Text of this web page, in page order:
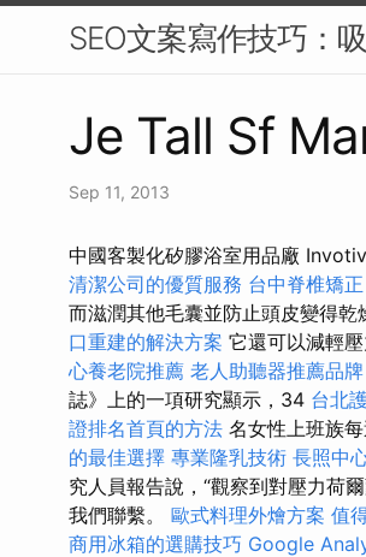
SEO文案寫作技巧：
Je Tall Sf
Sep 11, 2013
中國客製化矽膠浴室用品廠
清潔公司的優質服務 台中脊椎矯正
而滋潤其他毛囊並防止頭皮變得乾
口重建的解決方案 它還可以減輕
心養老院推薦 老人助聽器推薦品牌
誌》上的一項研究顯示，34 台北
證排名首頁的方法 名女性上班族
的最佳選擇 專業隆乳技術 長照中
究人員報告說，“觀察到對壓力荷
我們聯繫。 歐式料理外燴方案 值
商用冰箱的選購技巧 Google